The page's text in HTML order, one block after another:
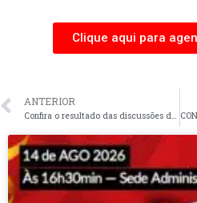
Clique aqui para
ANTERIOR